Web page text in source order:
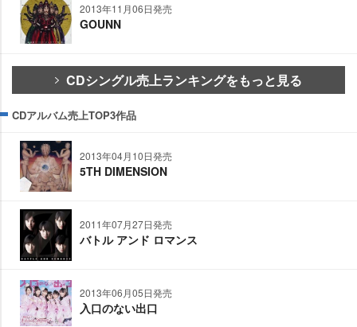
2013年11月06日発売
GOUNN
CDシングル売上ランキングをもっと見る
CDアルバム売上TOP3作品
2013年04月10日発売
5TH DIMENSION
2011年07月27日発売
バトル アンド ロマンス
2013年06月05日発売
入口のない出口